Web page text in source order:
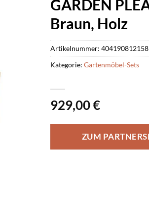
GARDEN
Braun, Holz
929,00€
ZUM
Artikelnummer:
Kategorie: Gartenmöbel-Sets